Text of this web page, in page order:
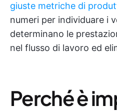
giuste metriche di
numeri per individuare i
determinano le
nel flusso di lavoro ed
Perché è